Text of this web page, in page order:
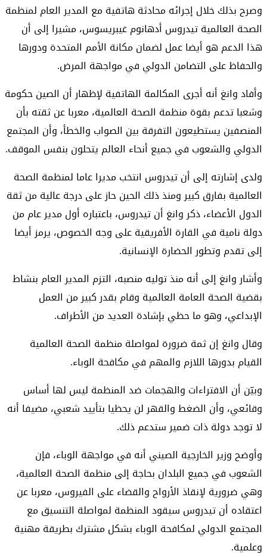
وصرح بذلك خلال إجرائه محادثة هاتفية مع المدير العام لمنظمة
الصحة العالمية تيدروس أدهانوم غيبريسوس، مشيرا إلى أن
هذا الدعم هو أيضا عمل لضمان مكانة الأمم المتحدة ودورها
والحفاظ على التضامن الدولي في مواجهة المرض.
وأفاد وانغ أنه أجرى المكالمة الهاتفية لإظهار أن الصين حكومة
وشعبا تدعم بقوة منظمة الصحة العالمية، معربا عن ثقته بأن
المنصفين يستطيعون التفرقة بين الصواب والخطأ، وأن المجتمع
الدولي والشعوب في جميع أنحاء العالم يتحلون بنفس الموقف.
ولدى إشارته إلى أن تيدروس انتخب مديرا عاما لمنظمة الصحة
العالمية بفارق كبير ومنذ ذلك الحين حاز على درجة عالية من ثقة
الدول الأعضاء، ذكر وانغ أن تيدروس، باعتباره أول مدير عام من
دولة نامية في القارة الأفريقية على وجه الخصوص، يرمز أيضا
إلى تقدم وتطور الحضارة الإنسانية.
وأشار وانغ إلى أنه منذ توليه منصبه، التزم المدير العام بنشاط
بقضية الصحة العامة العالمية وقام بقدر كبير من العمل
الإبداعي، وهو ما حظي بإشادة العديد من الأطراف.
وقال وانغ إن ثمة ضرورة لمواصلة منظمة الصحة العالمية
القيام بدورها اللازم والمهم في مكافحة الوباء.
وبيّن أن الافتراءات والهجمات ضد المنظمة ليس لها أساس
وقائعي، وأن الضغط والقهر لن يحظيا بتأييد شعبي، مضيفا أنه
لا توجد دولة ذات ضمير ستدعم ذلك.
وأوضح وزير الخارجية الصيني أنه في مواجهة الوباء، فإن
الشعوب في جميع البلدان بحاجة إلى منظمة الصحة العالمية،
وهي ضرورية لإنقاذ الأرواح والقضاء على الفيروس، معربا عن
اعتقاده أن تيدروس سيقود المنظمة لمواصلة التنسيق مع
المجتمع الدولي لمكافحة الوباء بشكل مشترك بطريقة مهنية
وعلمية.